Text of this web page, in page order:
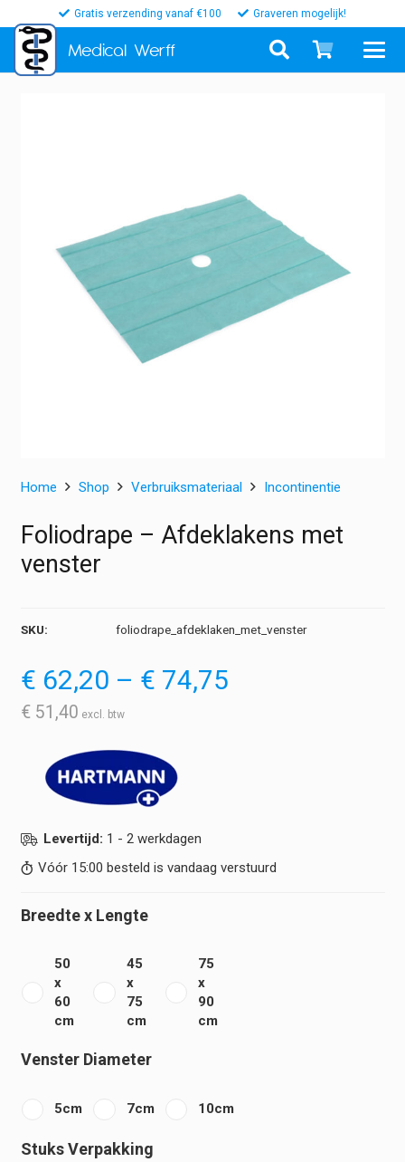
Gratis verzending vanaf €100 Graveren mogelijk!
Medical Werff
Home Shop Verbruiksmateriaal Incontinentie
Foliodrape – Afdeklakens met
venster
SKU: foliodrape_afdeklaken_met_venster
€ 62,20 – € 74,75Prijsklasse:
€ 51,40
Levertijd: 1 - 2 werkdagen
Vóór 15:00 besteld is vandaag verstuurd
Breedte x Lengte
50
x
60
cm
45
x
75
cm
75
x
90
cm
Venster Diameter
5cm 7cm 10cm
Stuks Verpakking